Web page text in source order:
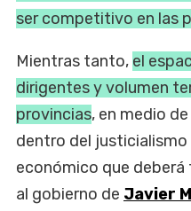
ser competitivo en las
Mientras tanto, el
dirigentes y volumen
provincias, en medio
dentro del
económico que
al gobierno de Javier